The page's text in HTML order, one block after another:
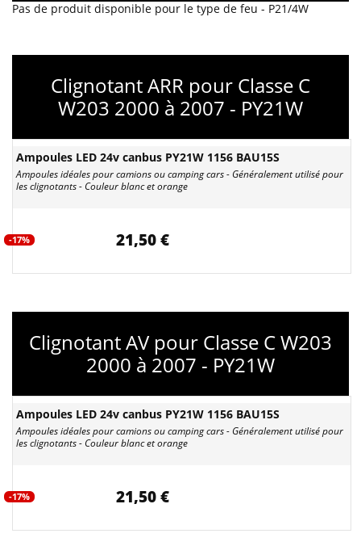
Pas de produit disponible pour le type de feu - P21/4W
Clignotant ARR pour Classe C
W203 2000 à 2007 - PY21W
Ampoules LED 24v canbus PY21W 1156 BAU15S
Ampoules idéales pour camions ou camping cars - Généralement utilisé pour
les clignotants - Couleur blanc et orange
-17% 21,50 €
Clignotant AV pour Classe C W203
2000 à 2007 - PY21W
Ampoules LED 24v canbus PY21W 1156 BAU15S
Ampoules idéales pour camions ou camping cars - Généralement utilisé pour
les clignotants - Couleur blanc et orange
-17% 21,50 €